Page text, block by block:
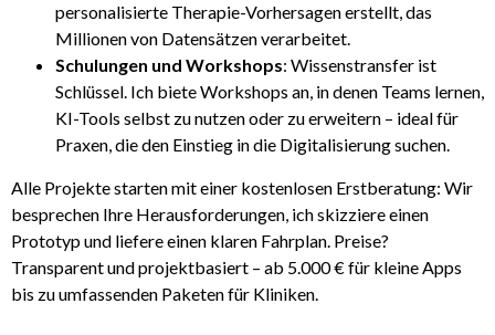
personalisierte Therapie-Vorhersagen erstellt, das
Millionen von Datensätzen verarbeitet.
Schulungen und Workshops: Wissenstransfer ist
Schlüssel. Ich biete Workshops an, in denen Teams lernen,
KI-Tools selbst zu nutzen oder zu erweitern – ideal für
Praxen, die den Einstieg in die Digitalisierung suchen.
Alle Projekte starten mit einer kostenlosen Erstberatung: Wir
besprechen Ihre Herausforderungen, ich skizziere einen
Prototyp und liefere einen klaren Fahrplan. Preise?
Transparent und projektbasiert – ab 5.000 € für kleine Apps
bis zu umfassenden Paketen für Kliniken.